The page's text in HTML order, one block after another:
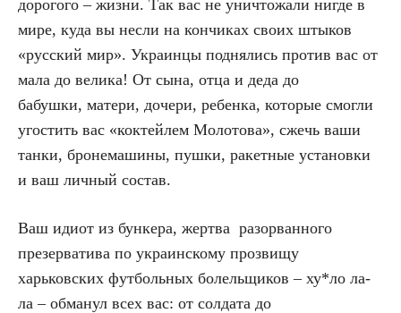
дорогого – жизни. Так вас не уничтожали нигде в
мире, куда вы несли на кончиках своих штыков
«русский мир». Украинцы поднялись против вас от
мала до велика! От сына, отца и деда до
бабушки, матери, дочери, ребенка, которые смогли
угостить вас «коктейлем Молотова», сжечь ваши
танки, бронемашины, пушки, ракетные установки
и ваш личный состав.
Ваш идиот из бункера, жертва разорванного
презерватива по украинскому прозвищу
харьковских футбольных болельщиков – ху*ло ла-
ла – обманул всех вас: от солдата до